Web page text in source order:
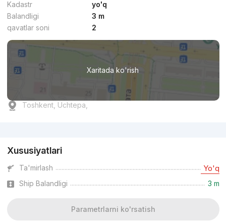
Kadastr
yo'q
Balandligi
3 m
qavatlar soni
2
Xaritada ko'rish
Toshkent, Uchtepa,
Xususiyatlari
Ta'mirlash Yo'q
Ship Balandligi 3 m
Parametrlarni ko'rsatish